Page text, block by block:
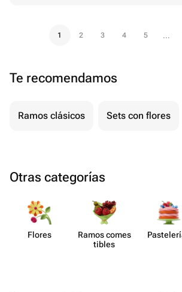
1 2 3 4 5 ...
Te recomendamos
Ramos clásicos Sets con flores
Otras categorías
Flores
Ramos comes​
tibles